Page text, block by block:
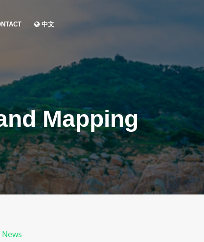
中文
Mapping
News